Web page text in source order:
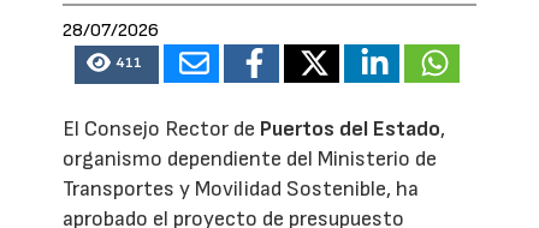
28/07/2026
411
El Consejo Rector de Puertos del Estado,
organismo dependiente del Ministerio de
Transportes y Movilidad Sostenible, ha
aprobado el proyecto de presupuesto